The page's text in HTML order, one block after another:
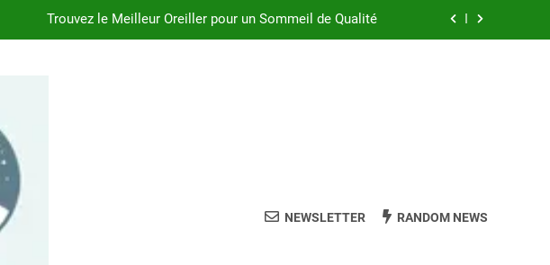
Trouvez le Meilleur Oreiller pour un Sommeil de Qualité
Naturel avec l’Oreiller à Épeautre pour des Nuits Paisibles
Naturel : Trouvez l’Oreiller en Coton Parfait pour Vous
Exceptionnel de l’Oreiller Dunlopillo à Mémoire de Forme
NEWSLETTER RANDOM NEWS